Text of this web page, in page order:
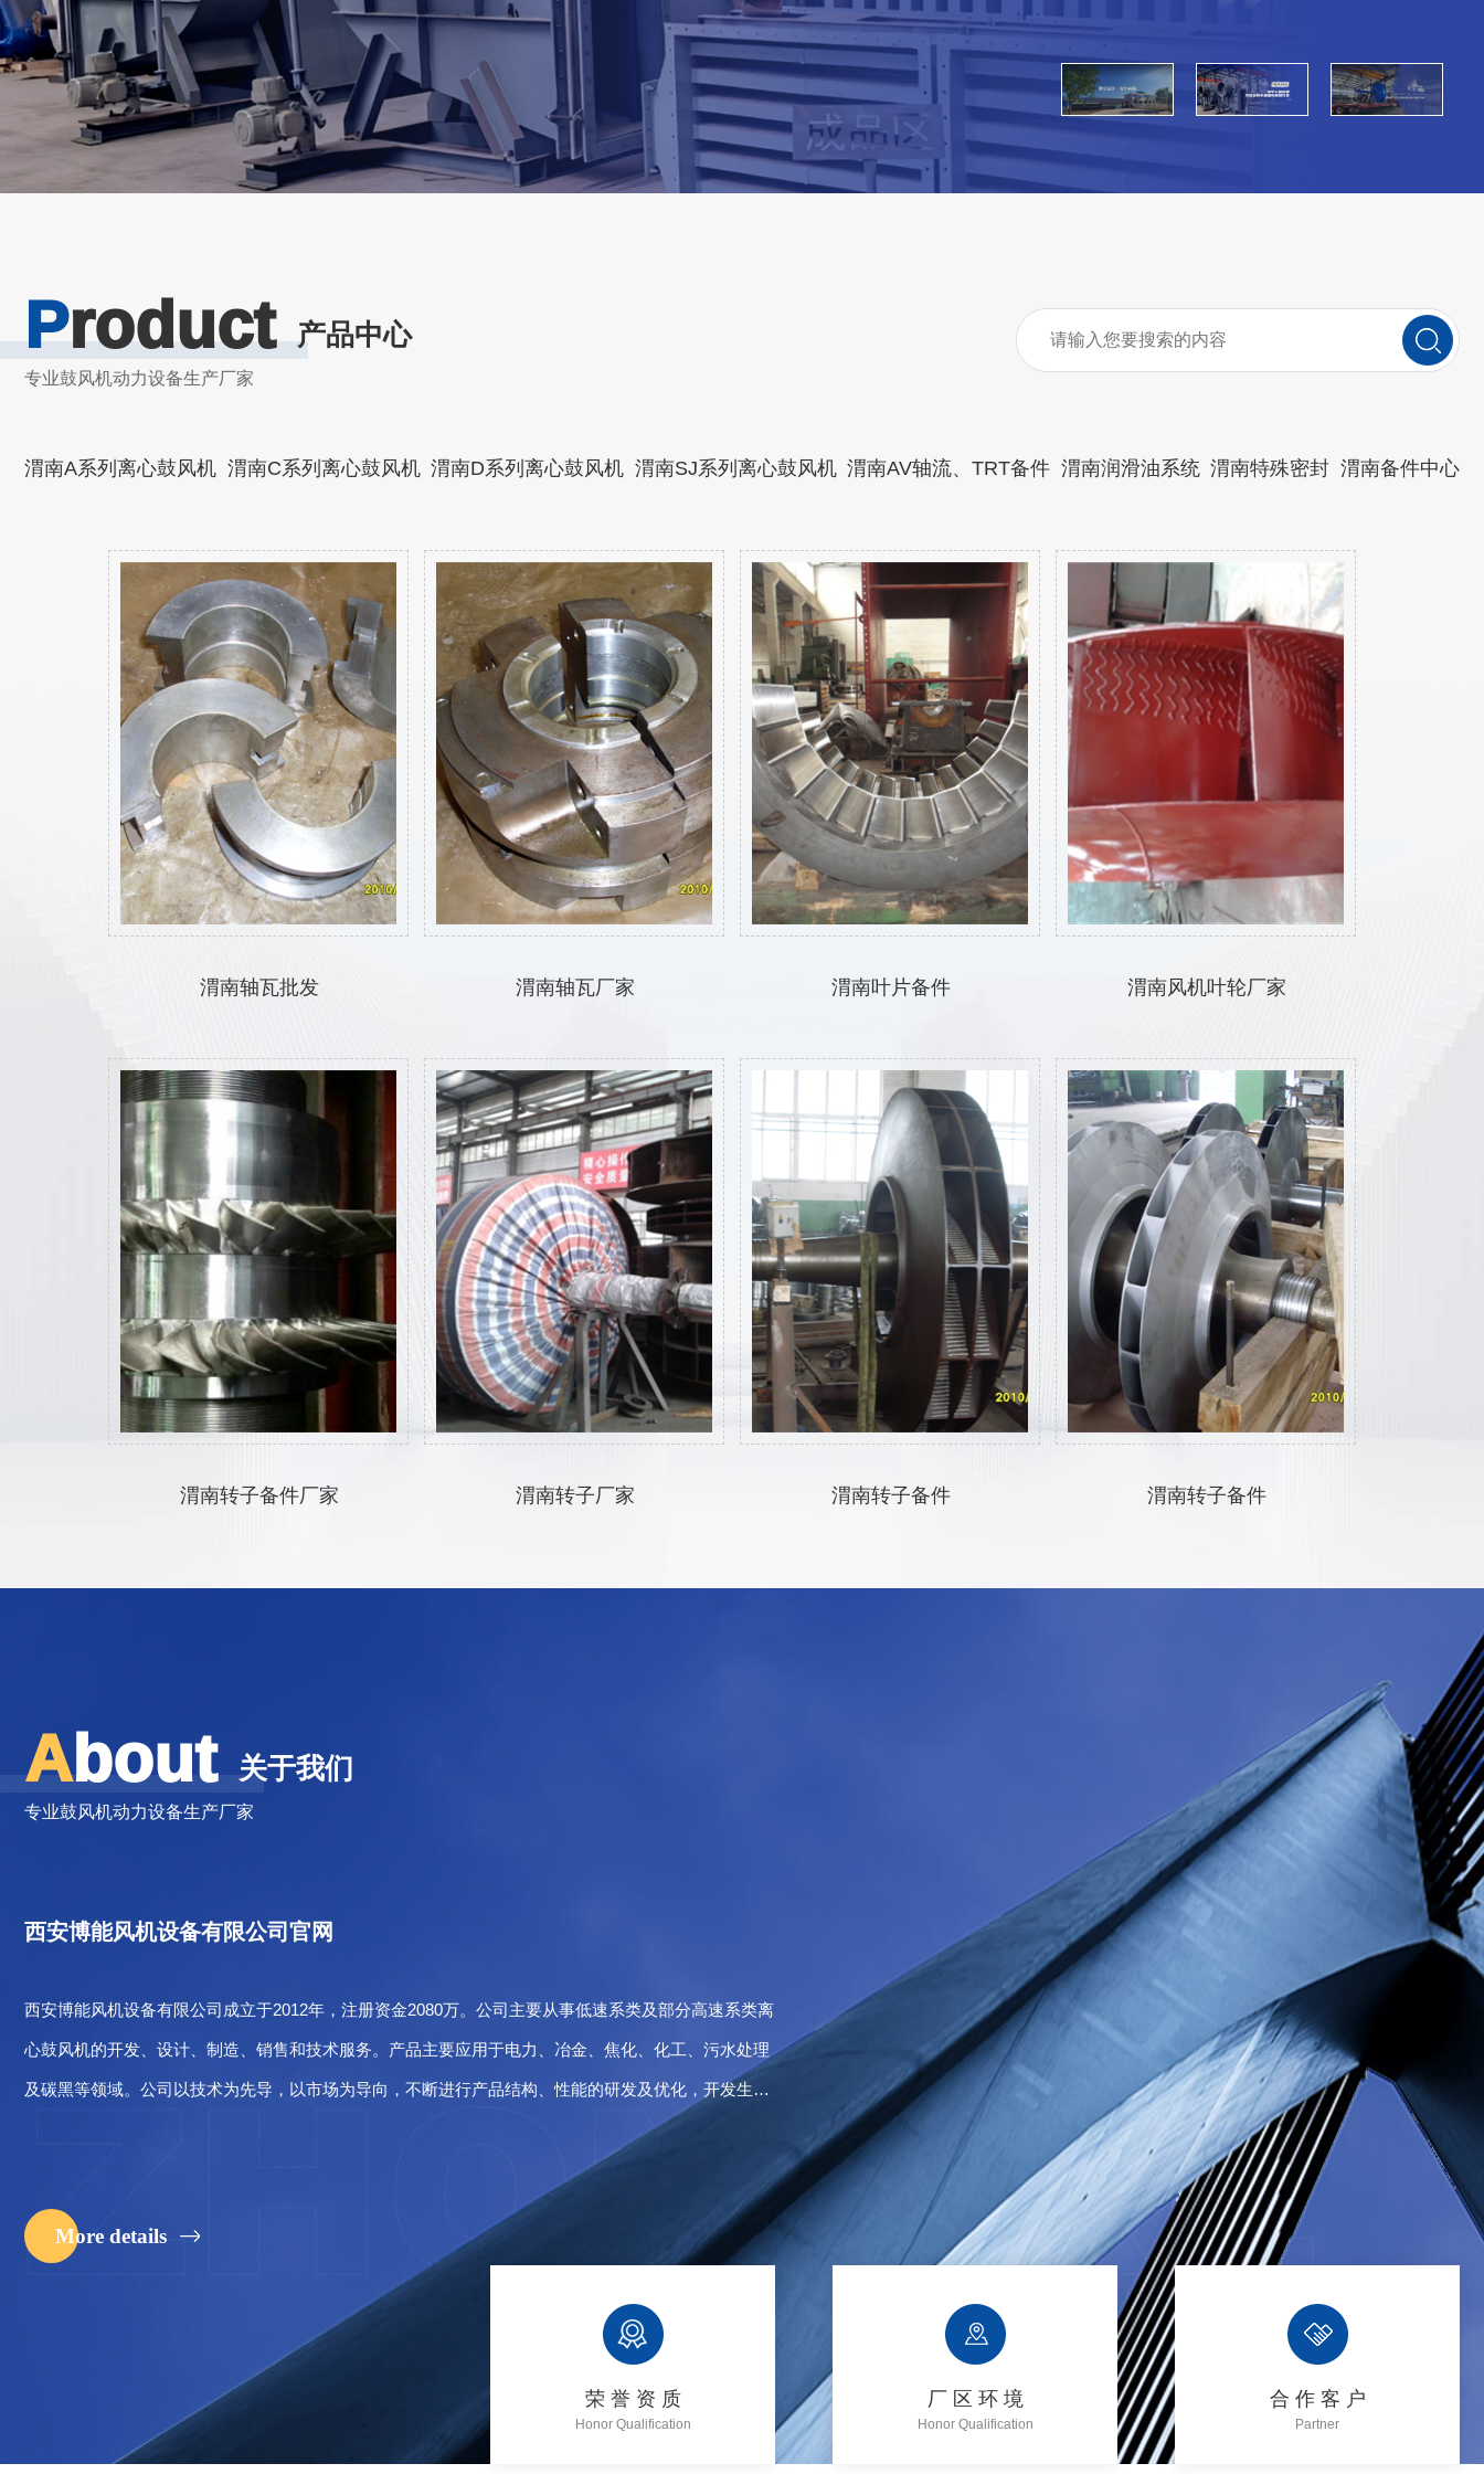
Product 产品中心
专业鼓风机动力设备生产厂家
渭南A系列离心鼓风机 渭南C系列离心鼓风机 渭南D系列离心鼓风机 渭南SJ系列离心鼓风机 渭南AV轴流、TRT备件 渭南润滑油系统 渭南特殊密封 渭南备件中心
渭南轴瓦批发 渭南轴瓦厂家 渭南叶片备件 渭南风机叶轮厂家
渭南转子备件厂家 渭南转子厂家 渭南转子备件 渭南转子备件
About 关于我们
专业鼓风机动力设备生产厂家
西安博能风机设备有限公司官网
西安博能风机设备有限公司成立于2012年，注册资金2080万。公司主要从事低速系类及部分高速系类离
心鼓风机的开发、设计、制造、销售和技术服务。产品主要应用于电力、冶金、焦化、化工、污水处理
及碳黑等领域。公司以技术为先导，以市场为导向，不断进行产品结构、性能的研发及优化，开发生产
的AⅠ、AⅡ、C、D、SJ等系列产品广泛应用在冶金、石化、电力、及各环保等领域，生产基地获得
ISO9001《质量管理体系》、ISO14001《环境管理体系》、ISO45001《职业健康 管理体系》证书。公
司现拥有…
More details
荣 誉 资 质
Honor Qualification
厂 区 环 境
Honor Qualification
合 作 客 户
Partner